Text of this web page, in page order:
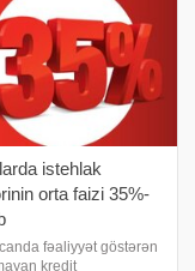
istehlak
orta faizi 35%-
fəaliyyət göstərən
kredit